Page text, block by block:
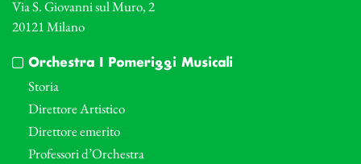
Via S. Giovanni sul Muro, 2
20121 Milano
Orchestra I Pomeriggi Musicali
Storia
Direttore Artistico
Direttore emerito
Professori d’Orchestra